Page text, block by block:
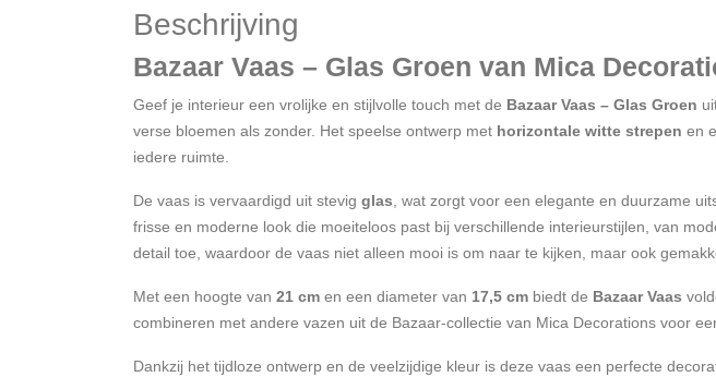
Beschrijving
Bazaar Vaas – Glas Groen van Mica
Geef je interieur een vrolijke en stijlvolle touch met de Bazaar Vaas – Glas Groen
verse bloemen als zonder. Het speelse ontwerp met horizontale witte strepen en
iedere ruimte.
De vaas is vervaardigd uit stevig glas , wat zorgt voor een elegante en duurzame
frisse en moderne look die moeiteloos past bij verschillende interieurstijlen, van
detail toe, waardoor de vaas niet alleen mooi is om naar te kijken, maar ook
Met een hoogte van 21 cm en een diameter van 17,5 cm biedt de Bazaar Vaas
combineren met andere vazen uit de Bazaar-collectie van Mica Decorations voor
Dankzij het tijdloze ontwerp en de veelzijdige kleur is deze vaas een perfecte